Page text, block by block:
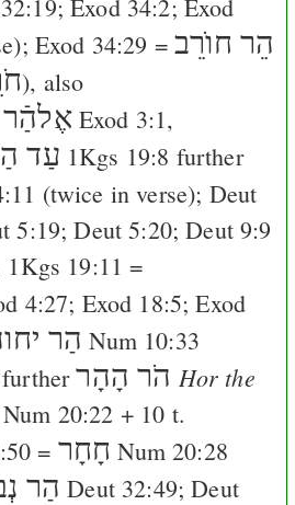
;Exod 34:2; Exod
Exod 34:29 =הֵר חוֺרֵב
), also
Exod 3:1,
עַד 1Kgs 19:8 further
(twice in verse); Deut
5:19;Deut 5:20;Deut 9:9
1Kgs 19:11 =
4:27; Exod 18:5;Exod
הַר Num 10:33
furtherהֹר הָהָר Hor the
Num 20:22 + 10 t.
= חָחָר Num 20:28
הַר Deut 32:49;Deut